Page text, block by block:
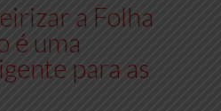
a Folha
é uma
para as